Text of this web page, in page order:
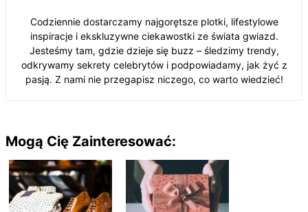
Codziennie dostarczamy najgorętsze plotki, lifestylowe
inspiracje i ekskluzywne ciekawostki ze świata gwiazd.
Jesteśmy tam, gdzie dzieje się buzz – śledzimy trendy,
odkrywamy sekrety celebrytów i podpowiadamy, jak żyć z
pasją. Z nami nie przegapisz niczego, co warto wiedzieć!
Mogą Cię Zainteresować: